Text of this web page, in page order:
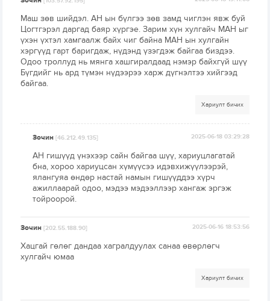
Маш зөв шийдэл. АН ын бүлгээ зөв замд чиглэн явж буй
Цогтгэрэл даргад баяр хүргэе. Зарим хүн хулгайч МАН ыг
үхэн үхтэл хамгаалж байх чиг байна МАН ын хулгайн
хэргүүд гарт баригдаж, нүдэнд үзэгдэж байгаа биздээ.
Одоо троллуд нь мянга хашгиралдаад нэмэр байхгүй шүү
Бүгдийг нь ард түмэн нүдээрээ харж дүгнэлтээ хийгээд
байгаа.
Хариулт бичих
Зочин[46.212.49.135] 2025-06-18 03:29:28
АН гишүүд үнэхээр сайн байгаа шүү, хариуцлагатай
бна, хороо хариуцсан хүмүүсээ идэвхижүүлээрэй,
ялангуяа өндөр настай намын гишүүддээ хүрч
ажиллаарай одоо, мэдээ мэдээллээр хангаж эргэж
тойроорой.
Зочин[202.55.188.90] 2025-06-16 18:53:56
Хацгай гөлөг дандаа хагралдуулах санаа өвөрлөгч
хулгайч юмаа
Хариулт бичих